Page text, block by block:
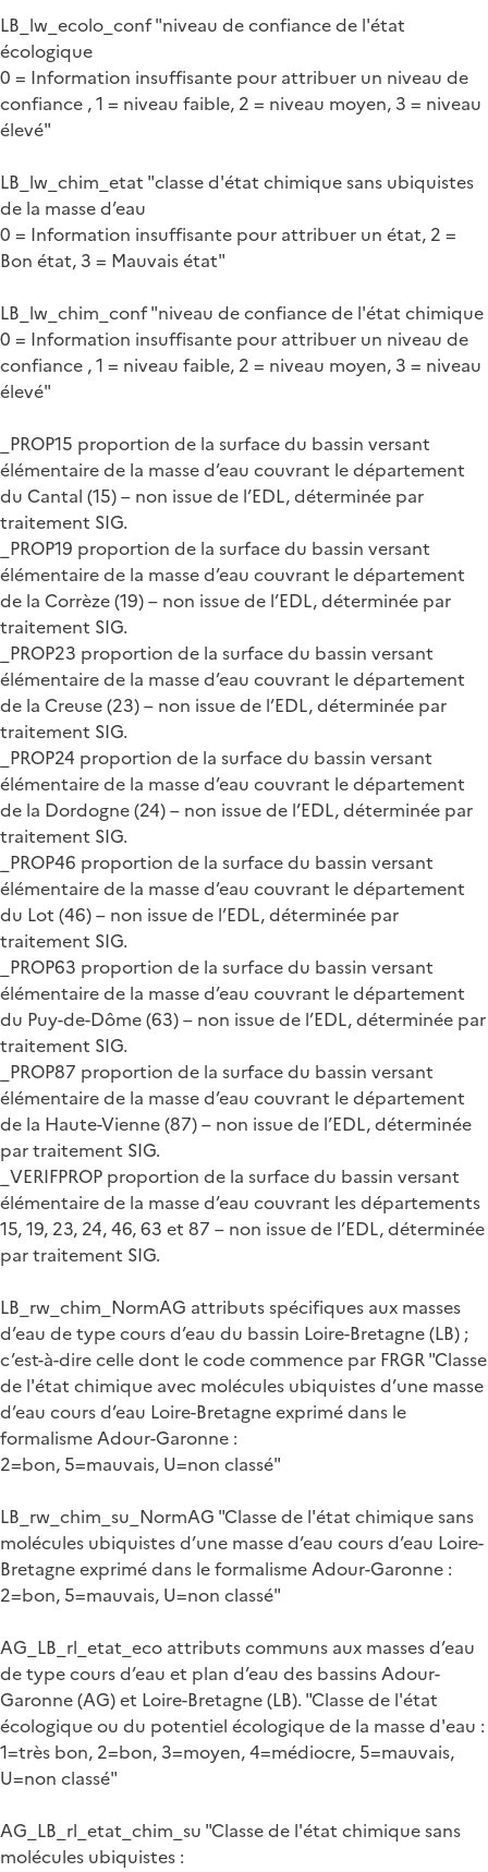
LB_lw_ecolo_conf "niveau de confiance de l'état
écologique
0 = Information insuffisante pour attribuer un niveau de
confiance , 1 = niveau faible, 2 = niveau moyen, 3 = niveau
élevé"
LB_lw_chim_etat "classe d'état chimique sans ubiquistes
de la masse d’eau
0 = Information insuffisante pour attribuer un état, 2 =
Bon état, 3 = Mauvais état"
LB_lw_chim_conf "niveau de confiance de l'état chimique
0 = Information insuffisante pour attribuer un niveau de
confiance , 1 = niveau faible, 2 = niveau moyen, 3 = niveau
élevé"
_PROP15 proportion de la surface du bassin versant
élémentaire de la masse d’eau couvrant le département
du Cantal (15) – non issue de l’EDL, déterminée par
traitement SIG.
_PROP19 proportion de la surface du bassin versant
élémentaire de la masse d’eau couvrant le département
de la Corrèze (19) – non issue de l’EDL, déterminée par
traitement SIG.
_PROP23 proportion de la surface du bassin versant
élémentaire de la masse d’eau couvrant le département
de la Creuse (23) – non issue de l’EDL, déterminée par
traitement SIG.
_PROP24 proportion de la surface du bassin versant
élémentaire de la masse d’eau couvrant le département
de la Dordogne (24) – non issue de l’EDL, déterminée par
traitement SIG.
_PROP46 proportion de la surface du bassin versant
élémentaire de la masse d’eau couvrant le département
du Lot (46) – non issue de l’EDL, déterminée par
traitement SIG.
_PROP63 proportion de la surface du bassin versant
élémentaire de la masse d’eau couvrant le département
du Puy-de-Dôme (63) – non issue de l’EDL, déterminée par
traitement SIG.
_PROP87 proportion de la surface du bassin versant
élémentaire de la masse d’eau couvrant le département
de la Haute-Vienne (87) – non issue de l’EDL, déterminée
par traitement SIG.
_VERIFPROP proportion de la surface du bassin versant
élémentaire de la masse d’eau couvrant les départements
15, 19, 23, 24, 46, 63 et 87 – non issue de l’EDL, déterminée
par traitement SIG.
LB_rw_chim_NormAG attributs spécifiques aux masses
d’eau de type cours d’eau du bassin Loire-Bretagne (LB) ;
c’est-à-dire celle dont le code commence par FRGR "Classe
de l'état chimique avec molécules ubiquistes d’une masse
d’eau cours d’eau Loire-Bretagne exprimé dans le
formalisme Adour-Garonne :
2=bon, 5=mauvais, U=non classé"
LB_rw_chim_su_NormAG "Classe de l'état chimique sans
molécules ubiquistes d’une masse d’eau cours d’eau Loire-
Bretagne exprimé dans le formalisme Adour-Garonne :
2=bon, 5=mauvais, U=non classé"
AG_LB_rl_etat_eco attributs communs aux masses d’eau
de type cours d’eau et plan d’eau des bassins Adour-
Garonne (AG) et Loire-Bretagne (LB). "Classe de l'état
écologique ou du potentiel écologique de la masse d'eau :
1=très bon, 2=bon, 3=moyen, 4=médiocre, 5=mauvais,
U=non classé"
AG_LB_rl_etat_chim_su "Classe de l'état chimique sans
molécules ubiquistes :